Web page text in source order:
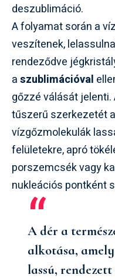
deszublimáció.
A folyamat során a
veszítenek,
rendeződve
aszublimációval
gőzzé válását
tűszerű szerkezetét
vízgőzmolekulák
felületekre, apró
porszemcsék vagy
nukleációs pontként
A dér a
alkotása,
lassú,